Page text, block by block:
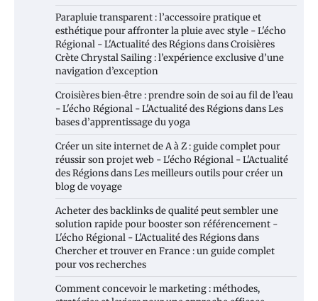
Parapluie transparent : l’accessoire pratique et
esthétique pour affronter la pluie avec style - L'écho
Régional - L'Actualité des RégionsdansCroisières
Crète Chrystal Sailing : l’expérience exclusive d’une
navigation d’exception
Croisières bien‑être : prendre soin de soi au fil de l’eau
- L'écho Régional - L'Actualité des RégionsdansLes
bases d’apprentissage du yoga
Créer un site internet de A à Z : guide complet pour
réussir son projet web - L'écho Régional - L'Actualité
des RégionsdansLes meilleurs outils pour créer un
blog de voyage
Acheter des backlinks de qualité peut sembler une
solution rapide pour booster son référencement -
L'écho Régional - L'Actualité des Régionsdans
Chercher et trouver en France : un guide complet
pour vos recherches
Comment concevoir le marketing : méthodes,